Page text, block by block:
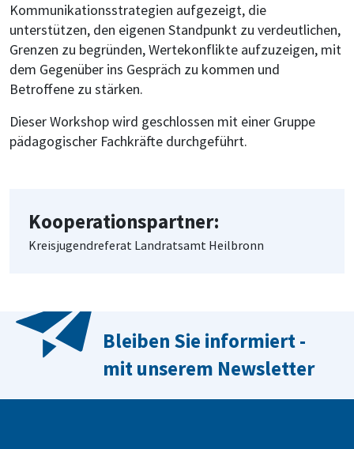
Kommunikationsstrategien aufgezeigt, die
unterstützen, den eigenen Standpunkt zu verdeutlichen,
Grenzen zu begründen, Wertekonflikte aufzuzeigen, mit
dem Gegenüber ins Gespräch zu kommen und
Betroffene zu stärken.
Dieser Workshop wird geschlossen mit einer Gruppe
pädagogischer Fachkräfte durchgeführt.
Kooperationspartner:
Kreisjugendreferat Landratsamt Heilbronn
Bleiben Sie informiert -
mit unserem Newsletter